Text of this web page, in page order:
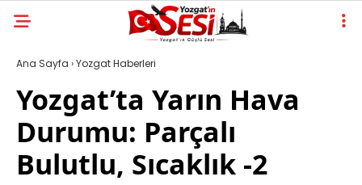
Ana Sayfa ›Yozgat Haberleri
Yozgat’ta Yarın Hava
Durumu: Parçalı
Bulutlu, Sıcaklık -2